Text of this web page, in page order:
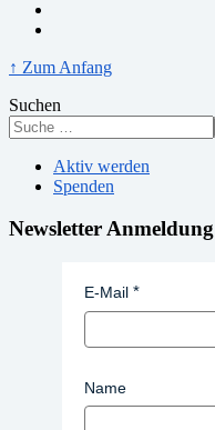
↑ Zum Anfang
Suchen
Aktiv werden
Spenden
Newsletter Anmeldung
E-Mail
Name